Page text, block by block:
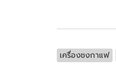
เครื่องชงกาแฟ